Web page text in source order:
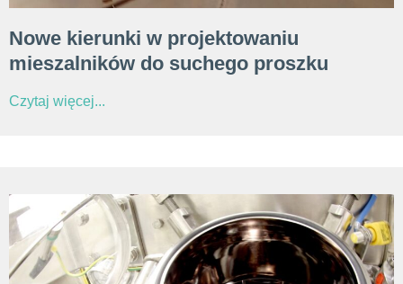
Nowe kierunki w projektowaniu
mieszalników do suchego proszku
Czytaj więcej...